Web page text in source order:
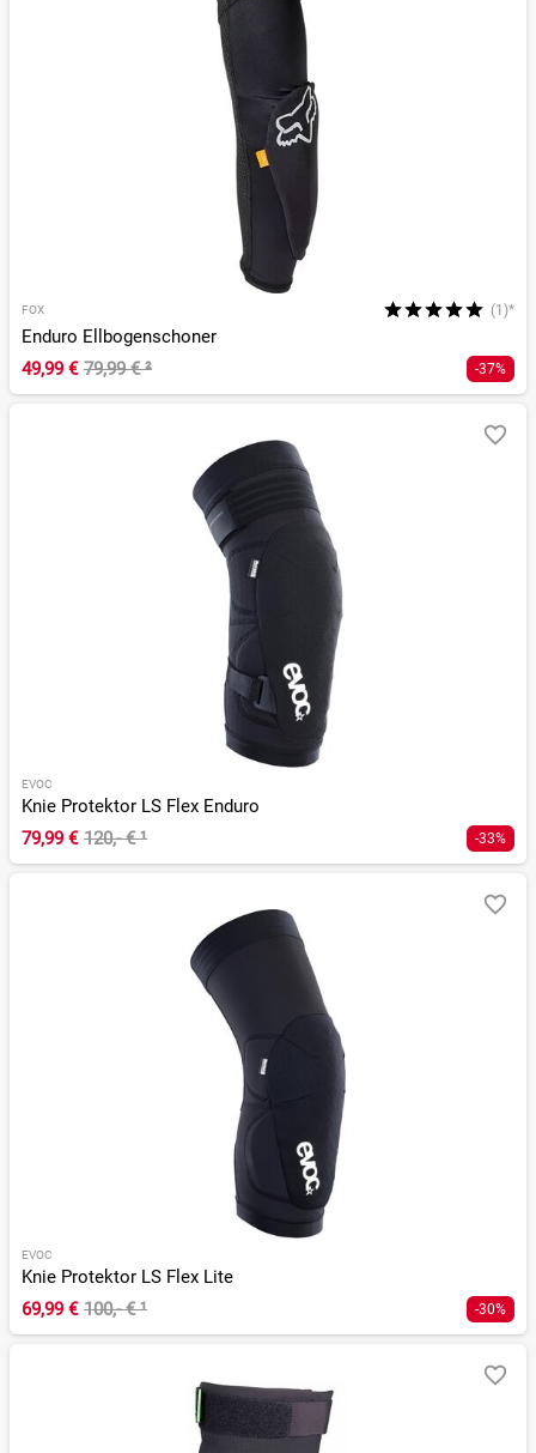
FOX (1)*
Enduro Ellbogenschoner
49,99 € 79,99 €² -37%
EVOC
Knie Protektor LS Flex Enduro
79,99 € 120,- €¹ -33%
EVOC
Knie Protektor LS Flex Lite
69,99 € 100,- €¹ -30%